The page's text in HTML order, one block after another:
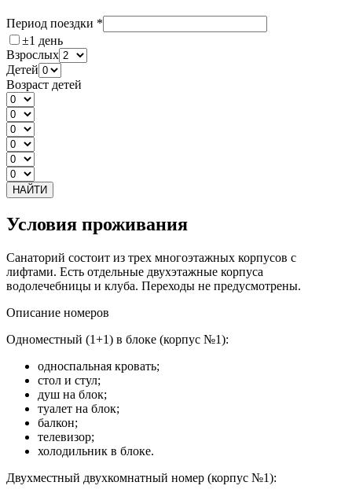
Период поездки *
±1 день
Взрослых
Детей
Возраст детей
НАЙТИ
Условия проживания
Санаторий состоит из трех многоэтажных корпусов с
лифтами. Есть отдельные двухэтажные корпуса
водолечебницы и клуба. Переходы не предусмотрены.
Описание номеров
Одноместный (1+1) в блоке (корпус №1):
односпальная кровать;
стол и стул;
душ на блок;
туалет на блок;
балкон;
телевизор;
холодильник в блоке.
Двухместный двухкомнатный номер (корпус №1):